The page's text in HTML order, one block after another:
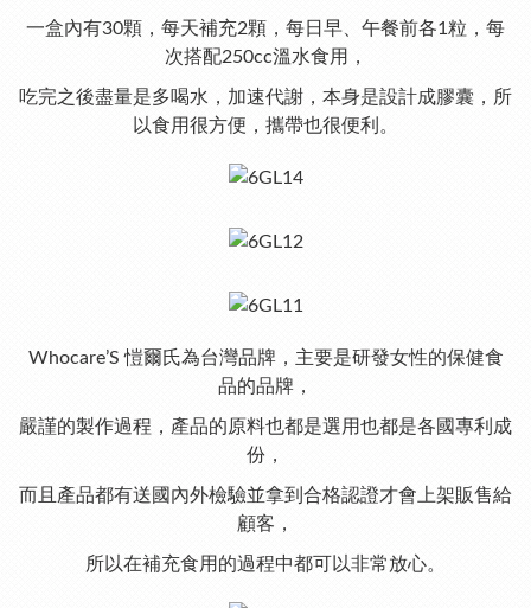
一盒內有30顆，每天補充2顆， 每日早、午餐前各1粒，每
次搭配250cc溫水食用，
吃完之後盡量是多喝水，加速代謝， 本身是設計成膠囊，所
以食用很方便，攜帶也很便利。
Whocare’S 愷爾氏為台灣品牌，主要是研發女性的保健食
品的品牌，
嚴謹的製作過程，產品的原料也都是選用也都是各國專利成
份，
而且產品都有送國內外檢驗並拿到合格認證才會上架販售給
顧客，
所以在補充食用的過程中都可以非常放心。